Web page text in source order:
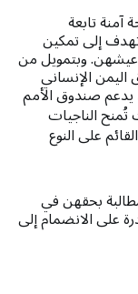
آمنة تابعة
إلى تمكين
وبتمويل من
اليمن الإنساني
يدعم صندوق الأمم
الناجيات
على النوع
بحقهن في
على الانضمام إلى